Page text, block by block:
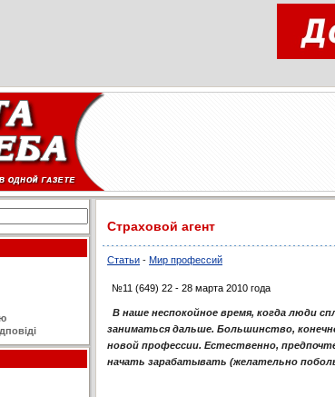
Страховой агент
Статьи - Мир профессий
№11 (649) 22 - 28 марта 2010 года
В наше неспокойное время, когда люди
заниматься дальше. Большинство,
новой профессии. Естественно,
начать зарабатывать (желательно